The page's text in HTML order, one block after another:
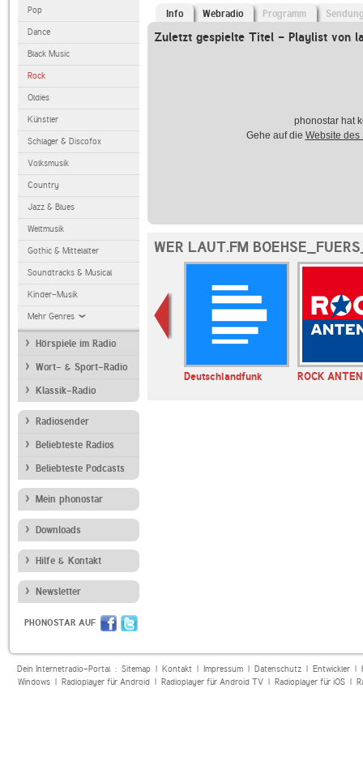
Pop
Dance
Black Music
Rock
Oldies
Künstler
Schlager & Discofox
Volksmusik
Country
Jazz & Blues
Weltmusik
Gothic & Mittelalter
Soundtracks & Musical
Kinder-Musik
Mehr Genres
Hörspiele im Radio
Wort- & Sport-Radio
Klassik-Radio
Radiosender
Beliebteste Radios
Beliebteste Podcasts
Mein phonostar
Downloads
Hilfe & Kontakt
Newsletter
PHONOSTAR AUF
Info Webradio Programm
Zuletzt gespielte Titel - Playlist von
phonostar hat
Gehe auf die Website des
WER LAUT.FM
Ostseewelle HIT-
RADIO Mecklenburg…
Deutschlandfunk ROCK
Dein Internetradio-Portal : Sitemap| Kontakt| Impressum| Datenschutz| Entwickler|
Windows| Radioplayer für Android| Radioplayer für Android TV| Radioplayer für iOS|